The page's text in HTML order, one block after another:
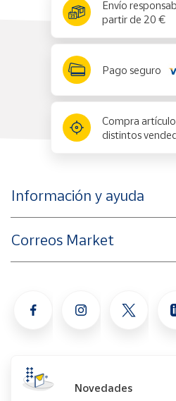
Envío
partir de 20 €
Pago seguro
Compra
distintos
Información y ayuda
Correos Market
Novedades